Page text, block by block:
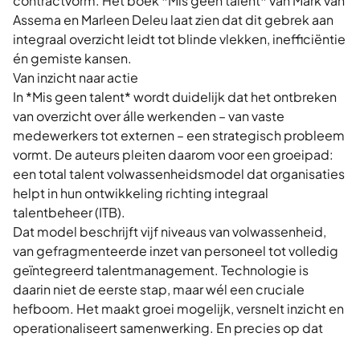
Assema en Marleen Deleu laat zien dat dit gebrek aan
integraal overzicht leidt tot blinde vlekken, inefficiëntie
én gemiste kansen.
Van inzicht naar actie
In *Mis geen talent* wordt duidelijk dat het ontbreken
van overzicht over álle werkenden – van vaste
medewerkers tot externen – een strategisch probleem
vormt. De auteurs pleiten daarom voor een groeipad:
een total talent volwassenheidsmodel dat organisaties
helpt in hun ontwikkeling richting integraal
talentbeheer (ITB).
Dat model beschrijft vijf niveaus van volwassenheid,
van gefragmenteerde inzet van personeel tot volledig
geïntegreerd talentmanagement. Technologie is
daarin niet de eerste stap, maar wél een cruciale
hefboom. Het maakt groei mogelijk, versnelt inzicht en
operationaliseert samenwerking. En precies op dat